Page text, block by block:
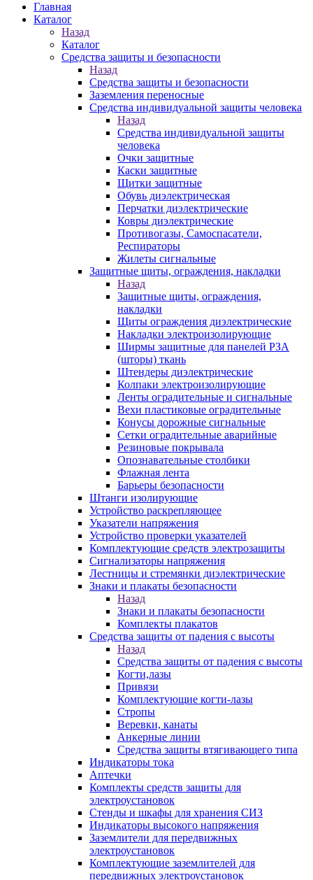
Главная
Каталог
Назад
Каталог
Средства защиты и безопасности
Назад
Средства защиты и безопасности
Заземления переносные
Средства индивидуальной защиты человека
Назад
Средства индивидуальной защиты
человека
Очки защитные
Каски защитные
Щитки защитные
Обувь диэлектрическая
Перчатки диэлектрические
Ковры диэлектрические
Противогазы, Самоспасатели,
Респираторы
Жилеты сигнальные
Защитные щиты, ограждения, накладки
Назад
Защитные щиты, ограждения,
накладки
Щиты ограждения диэлектрические
Накладки электроизолирующие
Ширмы защитные для панелей РЗА
(шторы) ткань
Штендеры диэлектрические
Колпаки электроизолирующие
Ленты оградительные и сигнальные
Вехи пластиковые оградительные
Конусы дорожные сигнальные
Сетки оградительные аварийные
Резиновые покрывала
Опознавательные столбики
Флажная лента
Барьеры безопасности
Штанги изолирующие
Устройство раскрепляющее
Указатели напряжения
Устройство проверки указателей
Комплектующие средств электрозащиты
Сигнализаторы напряжения
Лестницы и стремянки диэлектрические
Знаки и плакаты безопасности
Назад
Знаки и плакаты безопасности
Комплекты плакатов
Средства защиты от падения с высоты
Назад
Средства защиты от падения с высоты
Когти,лазы
Привязи
Комплектующие когти-лазы
Стропы
Веревки, канаты
Анкерные линии
Средства защиты втягивающего типа
Индикаторы тока
Аптечки
Комплекты средств защиты для
электроустановок
Стенды и шкафы для хранения СИЗ
Индикаторы высокого напряжения
Заземлители для передвижных
электроустановок
Комплектующие заземлителей для
передвижных электроустановок